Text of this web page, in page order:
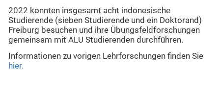
2022 konnten insgesamt acht indonesische
Studierende (sieben Studierende und ein Doktorand)
Freiburg besuchen und ihre Übungsfeldforschungen
gemeinsam mit ALU Studierenden durchführen.
Informationen zu vorigen Lehrforschungen finden Sie
hier.